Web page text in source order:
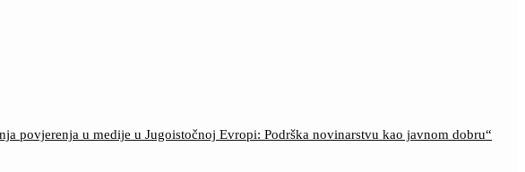
povjerenja u medije u Jugoistočnoj Evropi: Podrška novinarstvu kao javnom dobru“